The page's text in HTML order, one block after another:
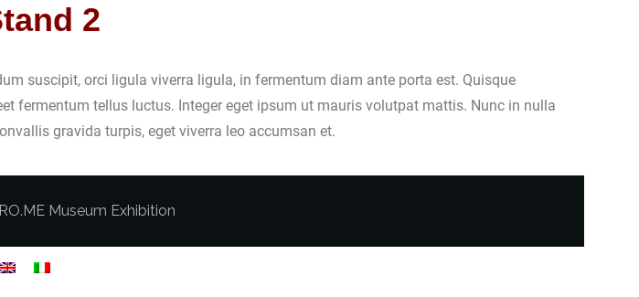
2
suscipit, orci ligula viverra ligula, in fermentum diam ante porta est. Quisque
fermentum tellus luctus. Integer eget ipsum ut mauris volutpat mattis. Nunc in nulla
gravida turpis, eget viverra leo accumsan et.
Museum Exhibition